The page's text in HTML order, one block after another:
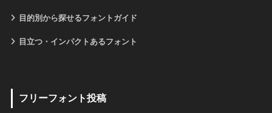
目的別から探せるフォントガイド
目立つ・インパクトあるフォント
フリーフォント投稿